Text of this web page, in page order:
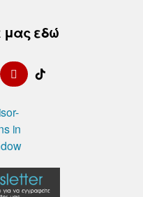
μας εδώ